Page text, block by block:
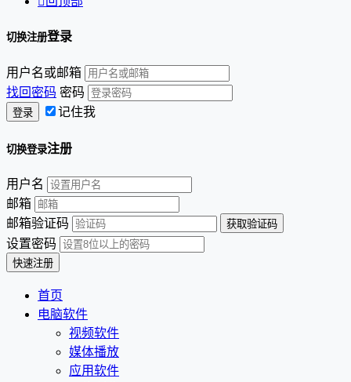
切换注册登录
用户名或邮箱
找回密码 密码
记住我
切换登录注册
用户名
邮箱
邮箱验证码
设置密码
首页
电脑软件
视频软件
媒体播放
应用软件